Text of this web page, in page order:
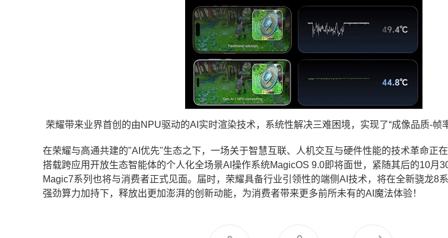
荣耀带来业界首创的由NPU驱动的AI实时渲染技术，系统性解决三难困境，实现了“成像品质-帧
在荣耀与高通共建的"AI优先"生态之下，一场关于智慧互联、人机交互与硬件性能的技术革命正
搭载跨应用开放生态智能体的个人化全场景AI操作系统MagicOS 9.0即将面世，紧随其后的10月
Magic7系列也将与消费者正式见面。届时，荣耀具备行业引领性的端侧AI技术，将在全新骁龙8
强劲算力加持下，释放出更加澎湃的创新动能，为消费者带来更多前所未有的AI魔法体验！